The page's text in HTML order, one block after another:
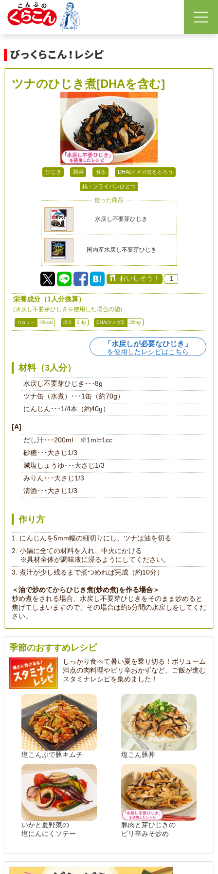
ツナのひじき煮[DHAを含む]
ひじき 副菜 煮る DHA(オメガ3)をとろう
鍋・フライパンひとつ
使った商品
水戻し不要芽ひじき
国内産水戻し不要芽ひじき
おいしそう！ 1
栄養成分（1人分換算）
(水戻し不要芽ひじきを使用した場合の値)
カロリー 40kcal 塩分 0.4g DHA(オメガ3) 28mg
「水戻しが必要なひじき」
を使用したレシピはこちら
材料（3人分）
水戻し不要芽ひじき･･･8g
ツナ缶（水煮）･･･1缶（約70g）
にんじん･･･1/4本（約40g）
[A]
だし汁･･･200ml ※1ml=1cc
砂糖･･･大さじ1/3
減塩しょうゆ･･･大さじ1/3
みりん･･･大さじ1/3
清酒･･･大さじ1/3
作り方
にんじんを5mm幅の細切りにし、ツナは油を切る
小鍋に全ての材料を入れ、中火にかける
※具材全体が調味液に浸るようにしてください。
煮汁が少し残るまで煮つめれば完成（約10分）
＜油で炒めてからひじき煮(炒め煮)を作る場合＞
炒め煮をされる場合、水戻し不要芽ひじきをそのまま炒めると
焦げてしまいますので、その場合は約5分間の水戻しをしてくだ
さい。
季節のおすすめレシピ
しっかり食べて暑い夏を乗り切る！ボリューム
満点の肉料理やピリ辛おかずなど、ご飯が進む
スタミナレシピを集めました！
塩こんぶで豚キムチ 塩こん豚丼
いかと夏野菜の
塩にんにくソテー
豚肉と芽ひじきの
ピリ辛みそ炒め